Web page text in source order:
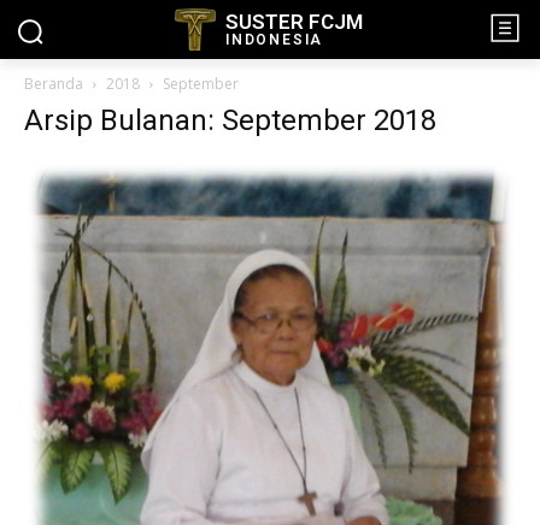
SUSTER FCJM
INDONESIA
Beranda 2018 September
Arsip Bulanan: September 2018